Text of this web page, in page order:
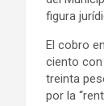
figura
El cobro
ciento con
treinta
por la